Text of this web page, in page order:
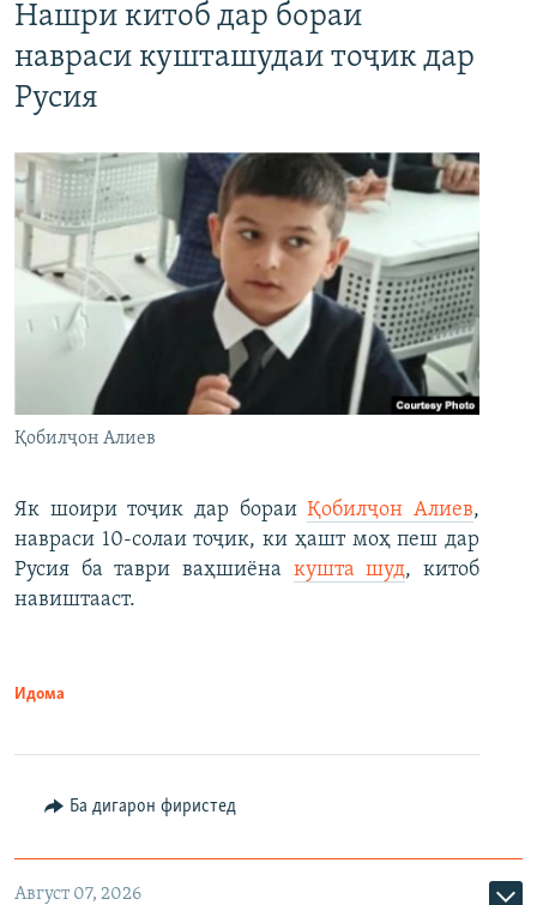
Нашри китоб дар бораи
навраси кушташудаи тоҷик дар
Русия
Қобилҷон Алиев
Як шоири тоҷик дар бораиҚобилҷон Алиев,
навраси 10-солаи тоҷик, ки ҳашт моҳ пеш дар
Русия ба таври ваҳшиёна кушта шуд, китоб
навиштааст.
Идома
Ба дигарон фиристед
Август 07, 2026